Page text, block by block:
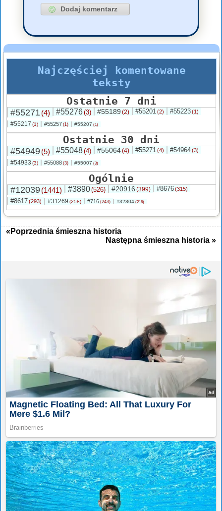
Najczęściej komentowane
teksty
Ostatnie 7 dni
#55271 (4) #55276(3) #55189 (2) #55201 (2) #55223(1)
#55217 (1) #55257 (1) #55207 (1)
Ostatnie 30 dni
#54949(5) #55048(4) #55064(4) #55271 (4) #54964(3)
#54933 (3) #55088 (3) #55007 (3)
Ogólnie
#12039(1441) #3890(526) #20916 (399) #8676(315)
#8617(293) #31269 (258) #716 (243) #32804 (216)
«Poprzednia śmieszna historia
Następna śmieszna historia »